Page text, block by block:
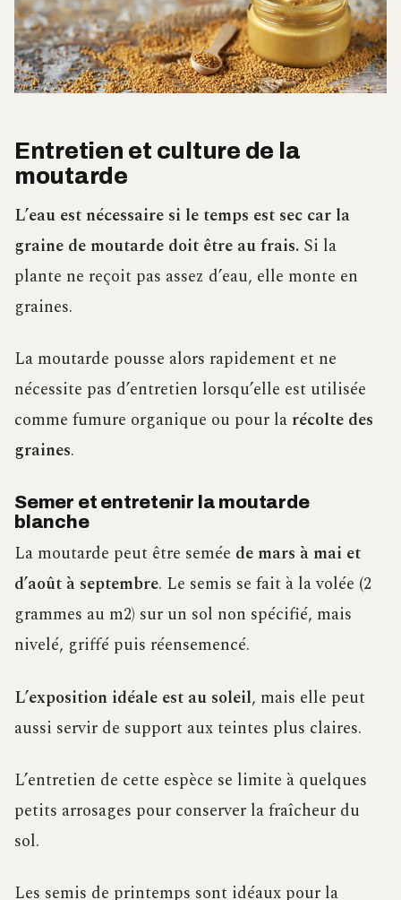
Entretien et culture de la
moutarde
L’eau est nécessaire si le temps est sec car la
graine de moutarde doit être au frais. Si la
plante ne reçoit pas assez d’eau, elle monte en
graines.
La moutarde pousse alors rapidement et ne
nécessite pas d’entretien lorsqu’elle est utilisée
comme fumure organique ou pour la récolte des
graines.
Semer et entretenir la moutarde
blanche
La moutarde peut être semée de mars à mai et
d’août à septembre. Le semis se fait à la volée (2
grammes au m2) sur un sol non spécifié, mais
nivelé, griffé puis réensemencé.
L’exposition idéale est au soleil, mais elle peut
aussi servir de support aux teintes plus claires.
L’entretien de cette espèce se limite à quelques
petits arrosages pour conserver la fraîcheur du
sol.
Les semis de printemps sont idéaux pour la